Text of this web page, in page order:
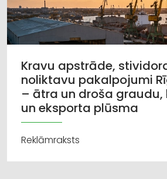
Kravu apstrāde,
noliktavu pakalpojumi
– ātra un droša graudu,
un eksporta plūsma
Reklāmraksts